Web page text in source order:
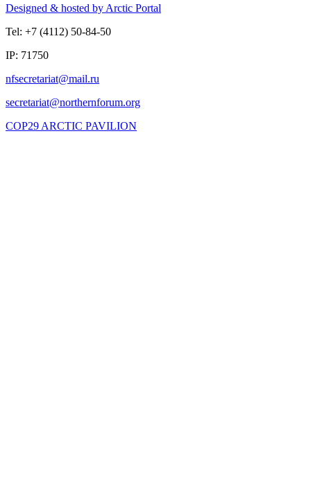
Designed & hosted by Arctic Portal
Tel: +7 (4112) 50-84-50
IP: 71750
COP29 ARCTIC PAVILION